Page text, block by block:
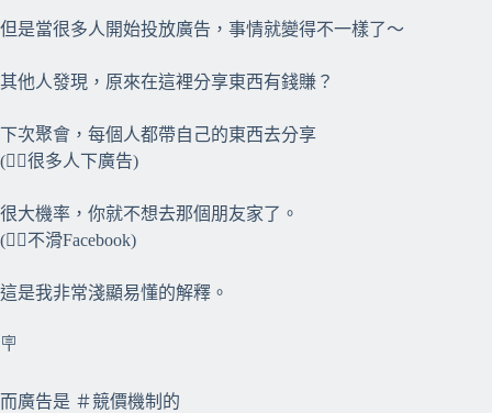
但是當很多人開始投放廣告，事情就變得不一樣了～
其他人發現，原來在這裡分享東西有錢賺？
下次聚會，每個人都帶自己的東西去分享
(👉🏻很多人下廣告)
很大機率，你就不想去那個朋友家了。
(👉🏻不滑Facebook)
這是我非常淺顯易懂的解釋。
🪧
而廣告是 ＃競價機制的